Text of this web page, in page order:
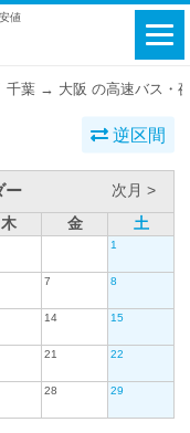
値
千葉 → 大阪 の高速バス・
逆区間
ー
次月 >
木 金 土
1
7 8
14 15
21 22
28 29